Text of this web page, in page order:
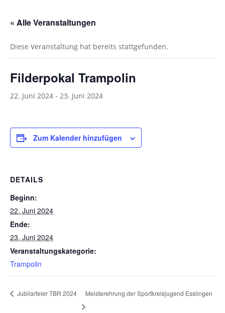
« Alle Veranstaltungen
Diese Veranstaltung hat bereits stattgefunden.
Filderpokal Trampolin
22. Juni 2024 - 23. Juni 2024
Zum Kalender hinzufügen
DETAILS
Beginn:
22. Juni 2024
Ende:
23. Juni 2024
Veranstaltungskategorie:
Trampolin
Jubilarfeier TBR 2024 Meisterehrung der Sportkreisjugend Esslingen